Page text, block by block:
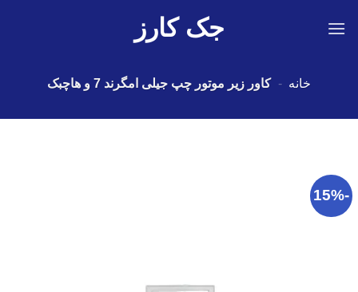
جک کارز
خانه - کاور زیر موتور چپ جیلی امگرند 7 و هاچبک
-15%